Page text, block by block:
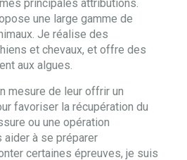
principales attributions.
une large gamme de
Je réalise des
et chevaux, et offre des
aux algues.
mesure de leur offrir un
favoriser la récupération du
ou une opération
aider à se préparer
certaines épreuves, je suis